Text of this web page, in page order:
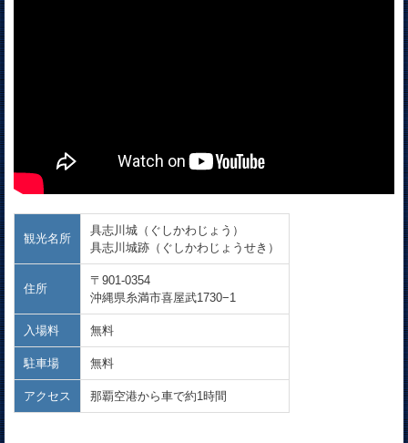
観光名所
具志川城（ぐしかわじょう）
具志川城跡（ぐしかわじょうせき）
住所
〒901-0354
沖縄県糸満市喜屋武1730−1
入場料 無料
駐車場 無料
アクセス 那覇空港から車で約1時間